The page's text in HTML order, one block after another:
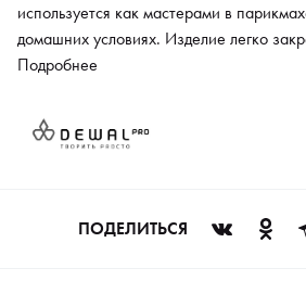
используется как мастерами в
домашних условиях. Изделие легко
не повреждает кожу головы. Благодаря
произведены из металла. Прочный
износу и воздействию стайлинговых
Подробнее
ПОДЕЛИТЬСЯ